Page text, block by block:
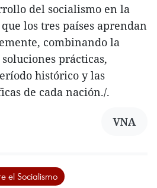
del socialismo en la
los tres países aprendan
combinando la
prácticas,
histórico y las
de cada nación./.
VNA
el Socialismo